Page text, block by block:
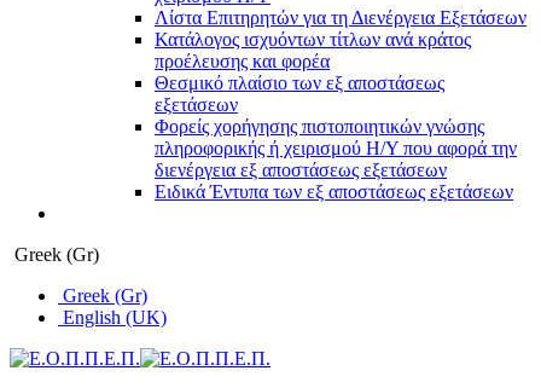
Λίστα Επιτηρητών για τη Διενέργεια Εξετάσεων
Κατάλογος ισχυόντων τίτλων ανά κράτος
προέλευσης και φορέα
Θεσμικό πλαίσιο των εξ αποστάσεως
εξετάσεων
Φορείς χορήγησης πιστοποιητικών γνώσης
πληροφορικής ή χειρισμού Η/Υ που αφορά την
διενέργεια εξ αποστάσεως εξετάσεων
Ειδικά Έντυπα των εξ αποστάσεως εξετάσεων
Greek (Gr)
Greek (Gr)
English (UK)